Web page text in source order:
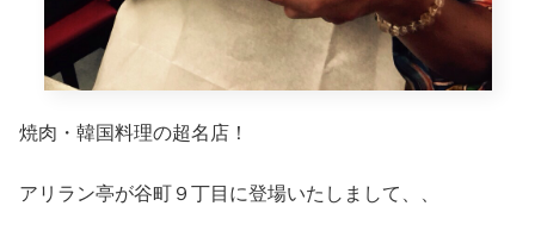
焼肉・韓国料理の超名店！
アリラン亭が谷町９丁目に登場いたしまして、、